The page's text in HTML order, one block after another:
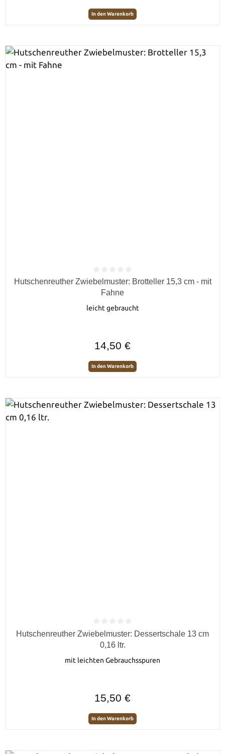
In den Warenkorb
Durchschnittliche Bewertung von 0 von 5 Sternen
Hutschenreuther Zwiebelmuster: Brotteller 15,3 cm - mit
Fahne
leicht gebraucht
14,50 €
In den Warenkorb
Durchschnittliche Bewertung von 0 von 5 Sternen
Hutschenreuther Zwiebelmuster: Dessertschale 13 cm
0,16 ltr.
mit leichten Gebrauchsspuren
15,50 €
In den Warenkorb